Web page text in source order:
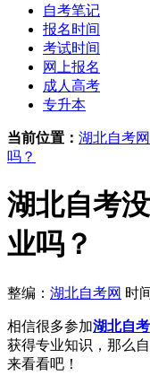
自考笔记
报名时间
考试时间
网上报名
成人高考
专升本
当前位置： 湖北自考网
吗？
湖北自考
业吗？
整编： 湖北自考网 时
相信很多参加湖北自考
获得专业知识，那么
来看看吧！